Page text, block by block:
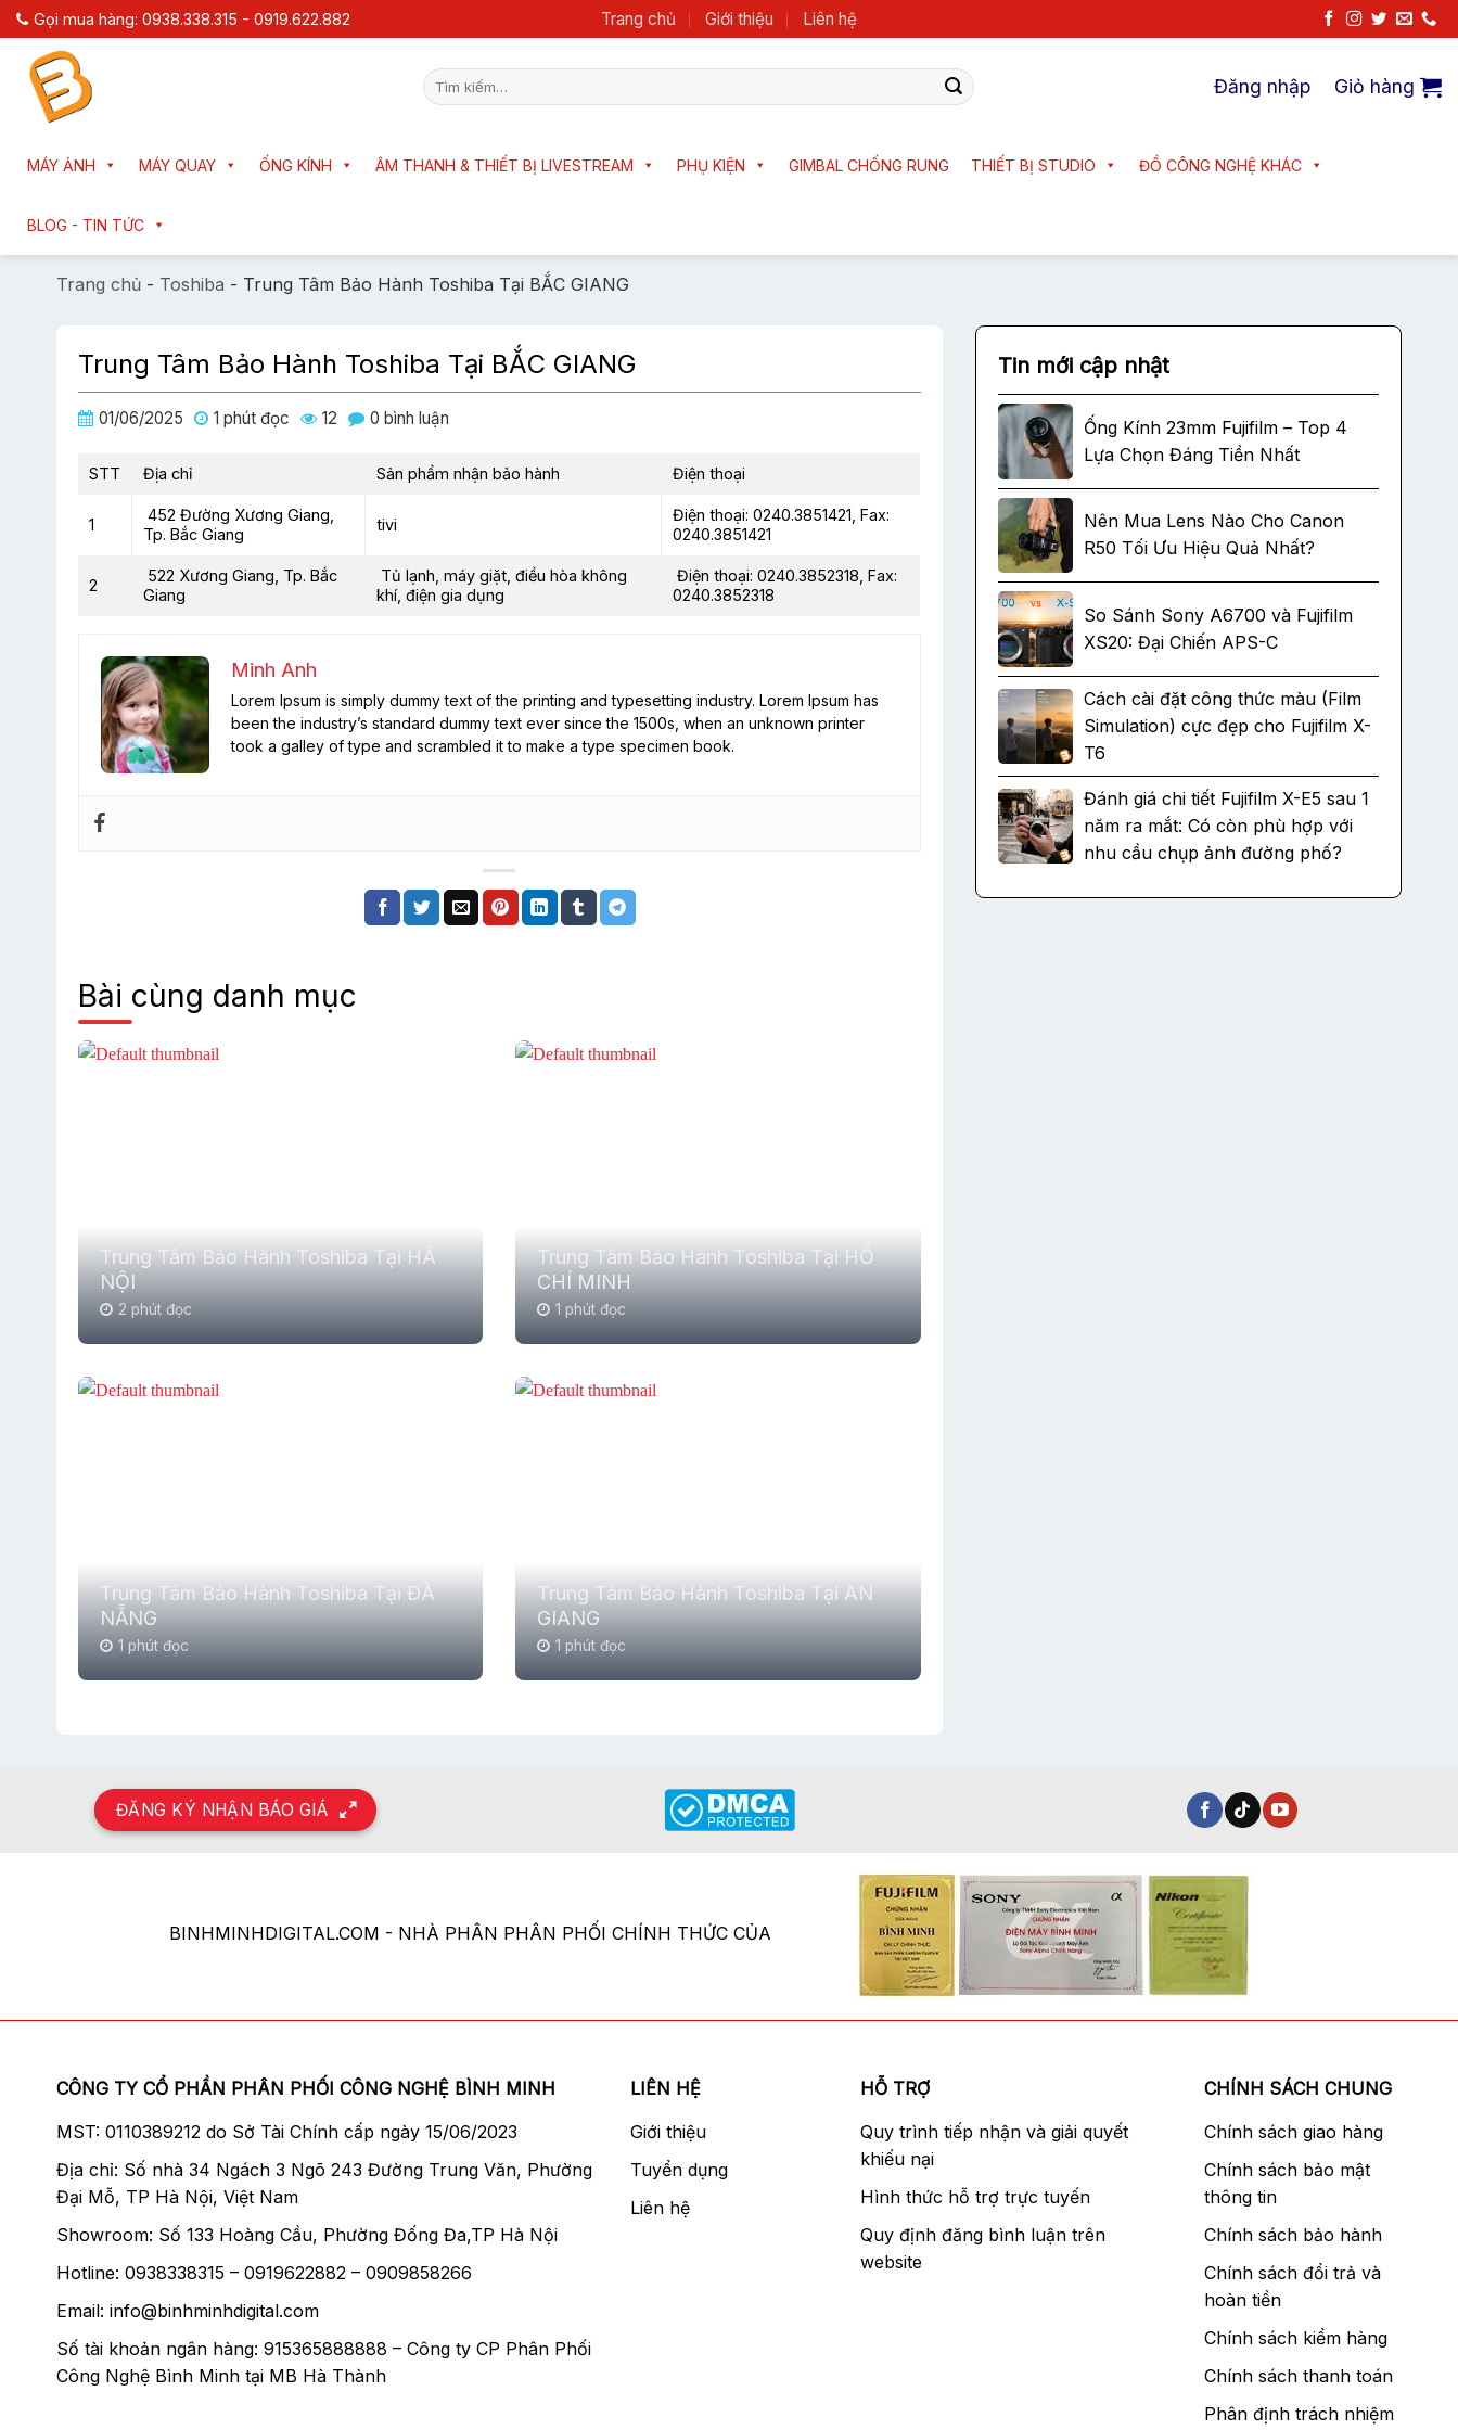
Chuyển
đến
dung
Gọi mua hàng: 0938.338.315 - 0919.622.882 Trang chủ Giới thiệu Liên hệ
Tìm
kiếm:
Đăng nhập Giỏ hàng
MÁY ẢNH MÁY QUAY ỐNG KÍNH ÂM THANH & THIẾT BỊ LIVESTREAM PHỤ KIỆN GIMBAL CHỐNG RUNG THIẾT BỊ STUDIO ĐỒ CÔNG NGHỆ KHÁC
BLOG - TIN TỨC
Trang chủ - Toshiba - Trung Tâm Bảo Hành Toshiba Tại BẮC GIANG
Trung Tâm Bảo Hành Toshiba Tại BẮC GIANG
01/06/2025 1 phút đọc 12 0 bình luận
STT Địa chỉ Sản phẩm nhận bảo hành Điện thoại
1
452 Đường Xương Giang,
Tp. Bắc Giang
tivi
Điện thoại: 0240.3851421, Fax:
0240.3851421
2
522 Xương Giang, Tp. Bắc
Giang
Tủ lạnh, máy giặt, điều hòa không
khí, điện gia dụng
Điện thoại: 0240.3852318, Fax:
0240.3852318
Minh Anh
Lorem Ipsum is simply dummy text of the printing and typesetting industry. Lorem Ipsum has
been the industry’s standard dummy text ever since the 1500s, when an unknown printer
took a galley of type and scrambled it to make a type specimen book.
Bài cùng danh mục
Trung Tâm Bảo Hành Toshiba Tại HÀ
NỘI
2 phút đọc
Trung Tâm Bảo Hành Toshiba Tại HỒ
CHÍ MINH
1 phút đọc
Trung Tâm Bảo Hành Toshiba Tại ĐÀ
NẴNG
1 phút đọc
Trung Tâm Bảo Hành Toshiba Tại AN
GIANG
1 phút đọc
Tin mới cập nhật
Ống Kính 23mm Fujifilm – Top 4
Lựa Chọn Đáng Tiền Nhất
Nên Mua Lens Nào Cho Canon
R50 Tối Ưu Hiệu Quả Nhất?
So Sánh Sony A6700 và Fujifilm
XS20: Đại Chiến APS-C
Cách cài đặt công thức màu (Film
Simulation) cực đẹp cho Fujifilm X-
T6
Đánh giá chi tiết Fujifilm X-E5 sau 1
năm ra mắt: Có còn phù hợp với
nhu cầu chụp ảnh đường phố?
ĐĂNG KÝ NHẬN BÁO GIÁ
BINHMINHDIGITAL.COM - NHÀ PHÂN PHÂN PHỐI CHÍNH THỨC CỦA
CÔNG TY CỔ PHẦN PHÂN PHỐI CÔNG NGHỆ BÌNH MINH
MST: 0110389212 do Sở Tài Chính cấp ngày 15/06/2023
Địa chỉ: Số nhà 34 Ngách 3 Ngõ 243 Đường Trung Văn, Phường
Đại Mỗ, TP Hà Nội, Việt Nam
Showroom: Số 133 Hoàng Cầu, Phường Đống Đa,TP Hà Nội
Hotline: 0938338315 – 0919622882 – 0909858266
Email: info@binhminhdigital.com
Số tài khoản ngân hàng: 915365888888 – Công ty CP Phân Phối
Công Nghệ Bình Minh tại MB Hà Thành
LIÊN HỆ
Giới thiệu
Tuyển dụng
Liên hệ
HỖ TRỢ
Quy trình tiếp nhận và giải quyết
khiếu nại
Hình thức hỗ trợ trực tuyến
Quy định đăng bình luận trên
website
CHÍNH SÁCH CHUNG
Chính sách giao hàng
Chính sách bảo mật
thông tin
Chính sách bảo hành
Chính sách đổi trả và
hoàn tiền
Chính sách kiểm hàng
Chính sách thanh toán
Phân định trách nhiệm